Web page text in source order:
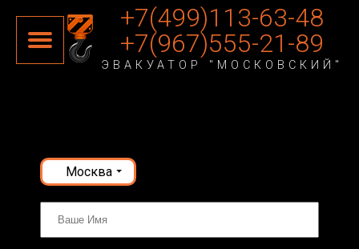
+7(499)113-63-48
+7(967)555-21-89
ЭВАКУАТОР "МОСКОВСКИЙ"
Москва